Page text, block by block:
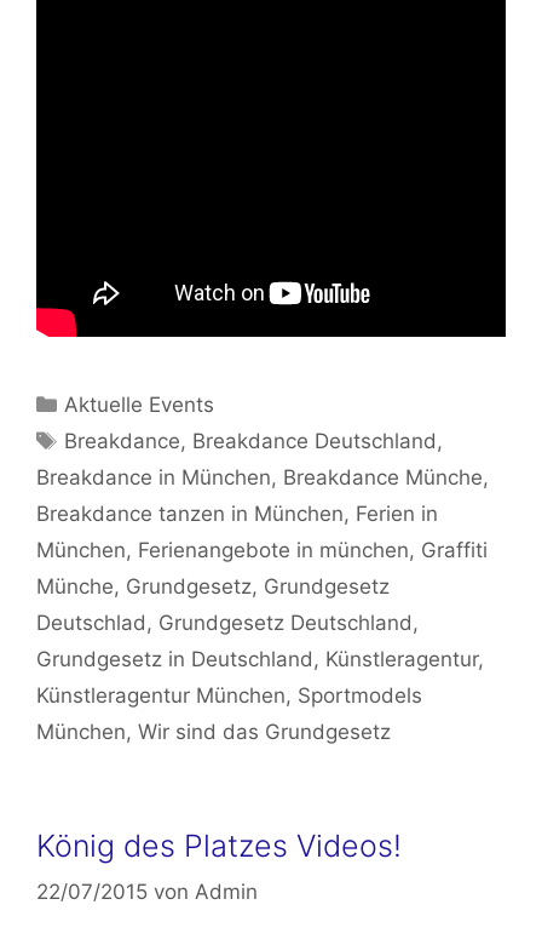
Kategorien
Aktuelle Events
Schlagwörter
Breakdance, Breakdance Deutschland ,
Breakdance in München, Breakdance Münche,
Breakdance tanzen in München, Ferien in
München, Ferienangebote in münchen, Graffiti
Münche, Grundgesetz, Grundgesetz
Deutschlad , Grundgesetz Deutschland ,
Grundgesetz in Deutschland , Künstleragentur,
Künstleragentur München, Sportmodels
München, Wir sind das Grundgesetz
König des Platzes Videos!
22/07/2015 von Admin